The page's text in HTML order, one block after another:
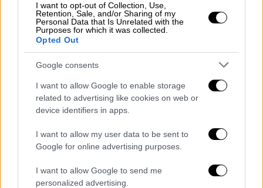
I want to opt-out of Collection, Use,
Retention, Sale, and/or Sharing of my
Personal Data that Is Unrelated with the
Purposes for which it was collected.
Opted Out
Google consents
I want to allow Google to enable storage
related to advertising like cookies on web or
device identifiers in apps.
I want to allow my user data to be sent to
Google for online advertising purposes.
I want to allow Google to send me
personalized advertising.
αναστήλωση των Ιερών Εικόνων
Στο πλαίσιο των λατρευτικών εκδηλώσεων
θα τελεσθεί στον Καθεδρικό Ναό Αθηνών
Συνοδική Θεία Λειτουργία, προεξάρχοντος
Εκκλησίας